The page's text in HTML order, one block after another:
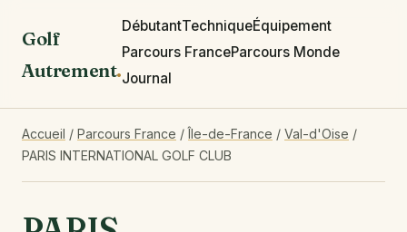
Golf
Autrement.
DébutantTechniqueÉquipement
Parcours FranceParcours Monde
Journal
Accueil / Parcours France /Île-de-France / Val-d'Oise /
PARIS INTERNATIONAL GOLF CLUB